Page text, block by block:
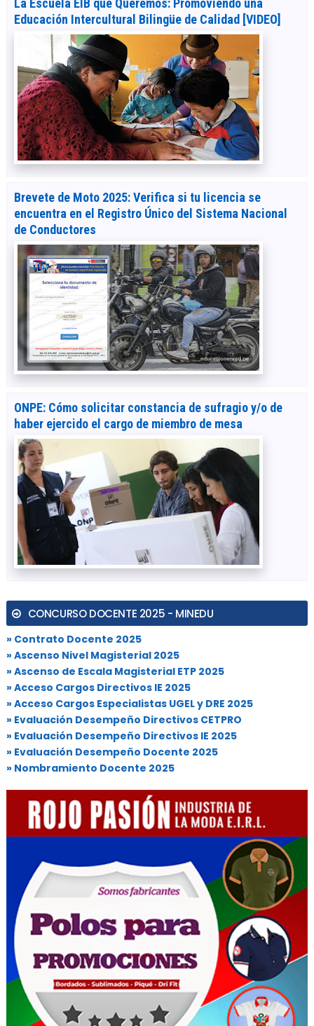
La Escuela EIB que Queremos: Promoviendo una
Educación Intercultural Bilingüe de Calidad [VIDEO]
Brevete de Moto 2025: Verifica si tu licencia se
encuentra en el Registro Único del Sistema Nacional
de Conductores
ONPE: Cómo solicitar constancia de sufragio y/o de
haber ejercido el cargo de miembro de mesa
CONCURSO DOCENTE 2025 - MINEDU
» Contrato Docente 2025
» Ascenso Nivel Magisterial 2025
» Ascenso de Escala Magisterial ETP 2025
» Acceso Cargos Directivos IE 2025
» Acceso Cargos Especialistas UGEL y DRE 2025
» Evaluación Desempeño Directivos CETPRO
» Evaluación Desempeño Directivos IE 2025
» Evaluación Desempeño Docente 2025
» Nombramiento Docente 2025